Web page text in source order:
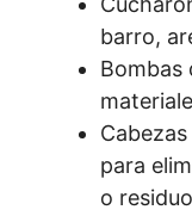
barro,
Bombas
para
o